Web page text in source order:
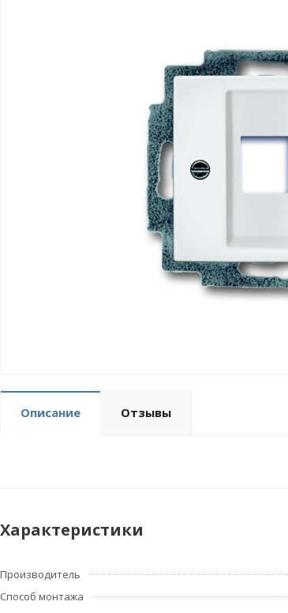
Описание Отзывы
Характеристики
Производитель
Способ монтажа